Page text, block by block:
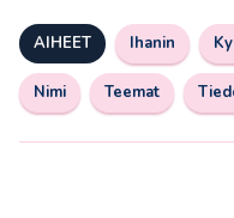
AIHEET Ihanin
Nimi Teemat